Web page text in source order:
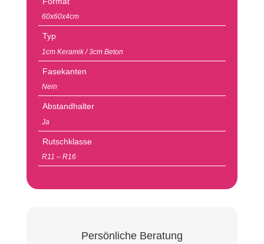
60x60x4cm
Typ
1cm Keramik / 3cm Beton
Fasekanten
Nein
Abstandhalter
Ja
Rutschklasse
R11 – R16
Persönliche Beratung